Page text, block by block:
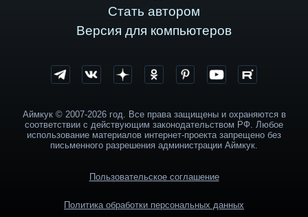
Стать автором
Версия для компьютеров
Аймкук © 2007-2026 год. Все права защищены и охраняются в
соответствии с действующим законодательством РФ. Любое
использование материалов интернет-проекта запрещено без
письменного разрешения администрации Аймкук.
Пользовательское соглашение
Политика обработки персональных данных